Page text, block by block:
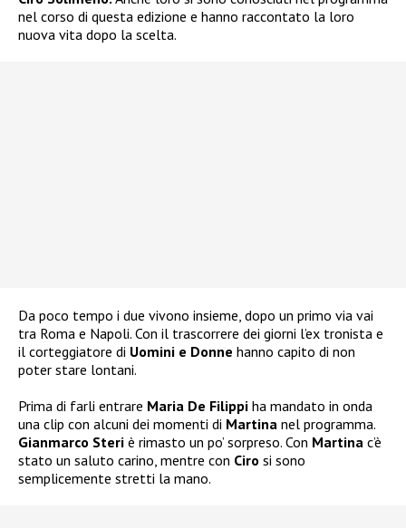
nel corso di questa edizione e hanno raccontato la loro
nuova vita dopo la scelta.
Da poco tempo i due vivono insieme, dopo un primo via vai
tra Roma e Napoli. Con il trascorrere dei giorni l’ex tronista e
il corteggiatore di Uomini e Donne hanno capito di non
poter stare lontani.
Prima di farli entrare Maria De Filippi ha mandato in onda
una clip con alcuni dei momenti di Martina nel programma.
Gianmarco Steri è rimasto un po’ sorpreso. Con Martina c’è
stato un saluto carino, mentre con Ciro si sono
semplicemente stretti la mano.